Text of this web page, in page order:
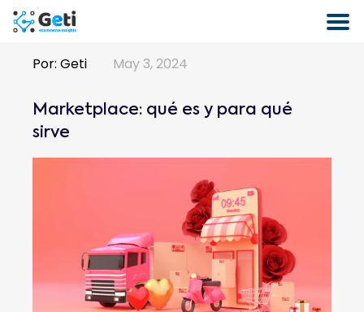
Por: Geti May 3, 2024
Marketplace: qué es y para qué
sirve